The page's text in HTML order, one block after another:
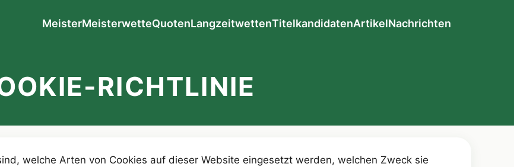
MeisterMeisterwetteQuotenLangzeitwettenTitelkandidatenArtikelNachrichten
RICHTLINIE
welche Arten von Cookies auf dieser Website eingesetzt werden, welchen Zweck sie